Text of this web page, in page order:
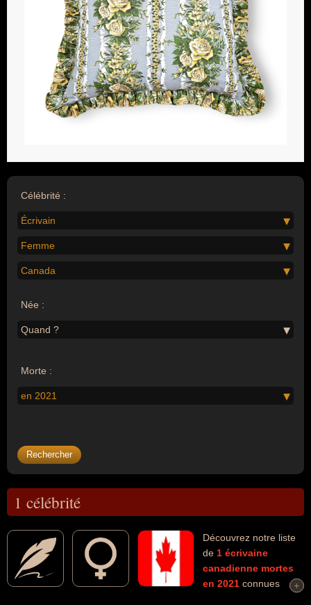
Célébrité :
Écrivain
Femme
Canada
Née :
Quand ?
Morte :
en 2021
1 célébrité
Découvrez notre liste
de 1 écrivaine
canadienne mortes
en 2021 connues
+
+